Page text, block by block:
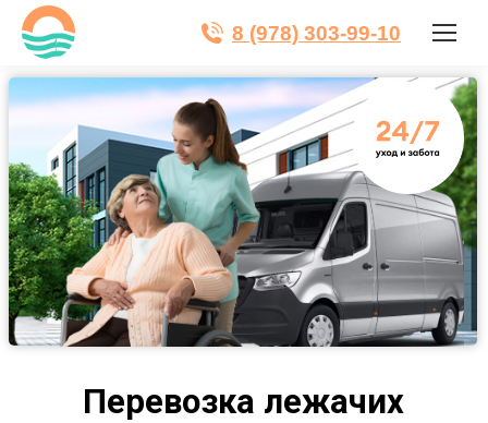
8 (978) 303-99-10
Перевозка лежачих